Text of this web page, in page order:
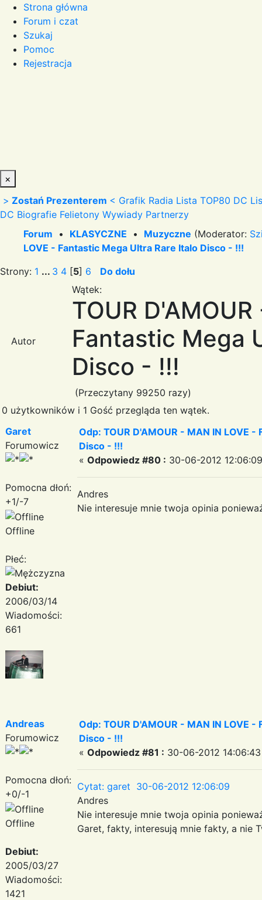
Strona główna
Forum i czat
Szukaj
Pomoc
Rejestracja
×
> Zostań Prezenterem < Grafik Radia Lista TOP80 DC
DC Biografie Felietony Wywiady Partnerzy
Forum • KLASYCZNE • Muzyczne (Moderator:
LOVE - Fantastic Mega Ultra Rare Italo Disco - !!!
Strony: 1 ... 3 4 [5] 6 Do dołu
Autor
Wątek:
TOUR
Fantastic Mega
Disco - !!!
(Przeczytany 99250 razy)
0 użytkowników i 1 Gość przegląda ten wątek.
Garet
Forumowicz
Pomocna dłoń:
+1/-7
Offline
Płeć:
Debiut:
2006/03/14
Wiadomości:
661
Odp: TOUR D'AMOUR - MAN IN LOVE
Disco - !!!
« Odpowiedz #80 : 30-06-2012
Andres
Nie interesuje mnie twoja opinia
Andreas
Forumowicz
Pomocna dłoń:
+0/-1
Offline
Debiut:
2005/03/27
Wiadomości:
1421
Odp: TOUR D'AMOUR - MAN IN LOVE
Disco - !!!
« Odpowiedz #81 : 30-06-2012
Cytat: garet 30-06-2012 12:06:09
Andres
Nie interesuje mnie twoja opinia
Garet, fakty, interesują mnie fakty, a nie